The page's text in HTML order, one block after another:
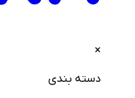
دسته بندی